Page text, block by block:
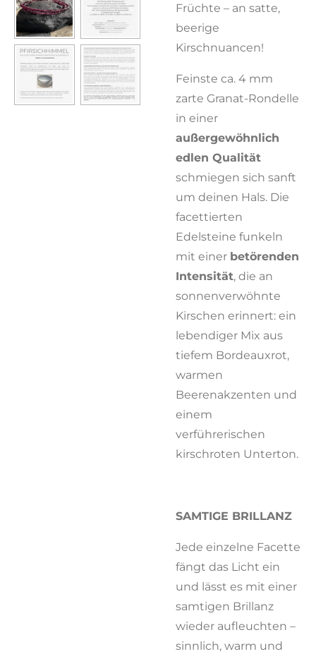
Früchte – an satte,
beerige
Kirschnuancen!
Feinste ca. 4 mm
zarte Granat-Rondelle
in einer
außergewöhnlich
edlen Qualität
schmiegen sich sanft
um deinen Hals. Die
facettierten
Edelsteine funkeln
mit einer betörenden
Intensität, die an
sonnenverwöhnte
Kirschen erinnert: ein
lebendiger Mix aus
tiefem Bordeauxrot,
warmen
Beerenakzenten und
einem
verführerischen
kirschroten Unterton.
SAMTIGE BRILLANZ
Jede einzelne Facette
fängt das Licht ein
und lässt es mit einer
samtigen Brillanz
wieder aufleuchten –
sinnlich, warm und